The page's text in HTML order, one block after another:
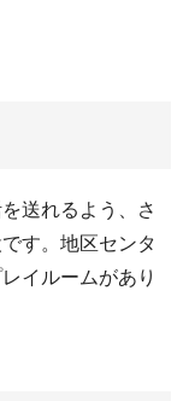
送れるよう、さ
す。地区センタ
イルームがあり